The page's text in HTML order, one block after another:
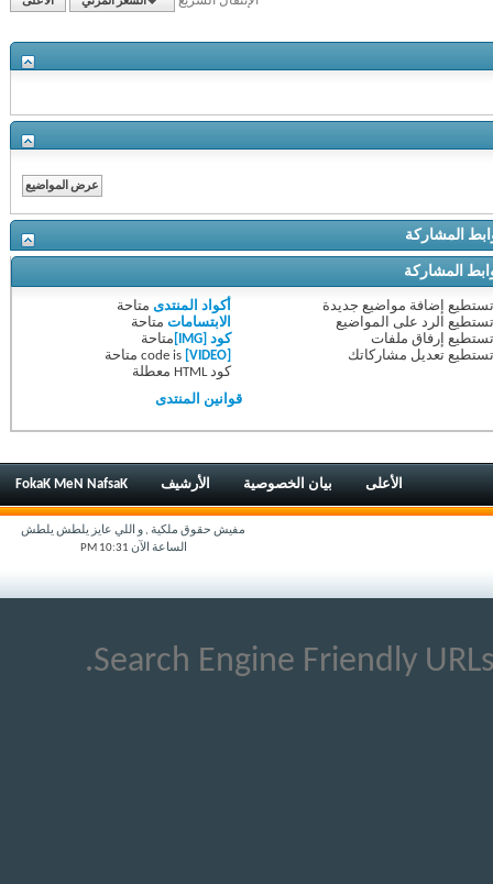
المشاركة
المشاركة
إضافة مواضيع جديدة
الرد على المواضيع
إرفاق ملفات
تعديل مشاركاتك
أكواد المنتدى متاحة
الابتسامات متاحة
كود [IMG]
متاحة
code is
متاحة
كود HTML
معطلة
قوانين المنتدى
FokaK MeN NafsaK الأرشيف بيان الخصوصية الأعلى
مفيش حقوق ملكية , و اللي عايز يلطش يلطش
الساعة الآن10:31 PM
Search Engine Friendly